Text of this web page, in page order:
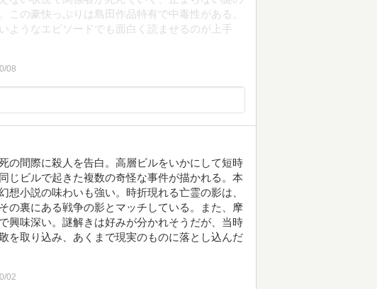
この豪快っぷりは島田作品特有で中毒性がある。
ようなエピソードでも面白く読ませるのが上手
08
の間際に殺人を告白。高層ビルをいかにして短時
じビルで起きた複数の奇怪な事件が描かれる。本
想小説の味わいも強い。時折現れる亡霊の影は、
の裏にある戦争の影とマッチしている。また、摩
興味深い。謎解きは好みが分かれそうだが、当時
を取り込み、あくまで現実のものに落とし込んだ
02